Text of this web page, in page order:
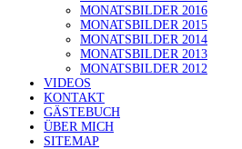
MONATSBILDER 2016
MONATSBILDER 2015
MONATSBILDER 2014
MONATSBILDER 2013
MONATSBILDER 2012
VIDEOS
KONTAKT
GÄSTEBUCH
ÜBER MICH
SITEMAP